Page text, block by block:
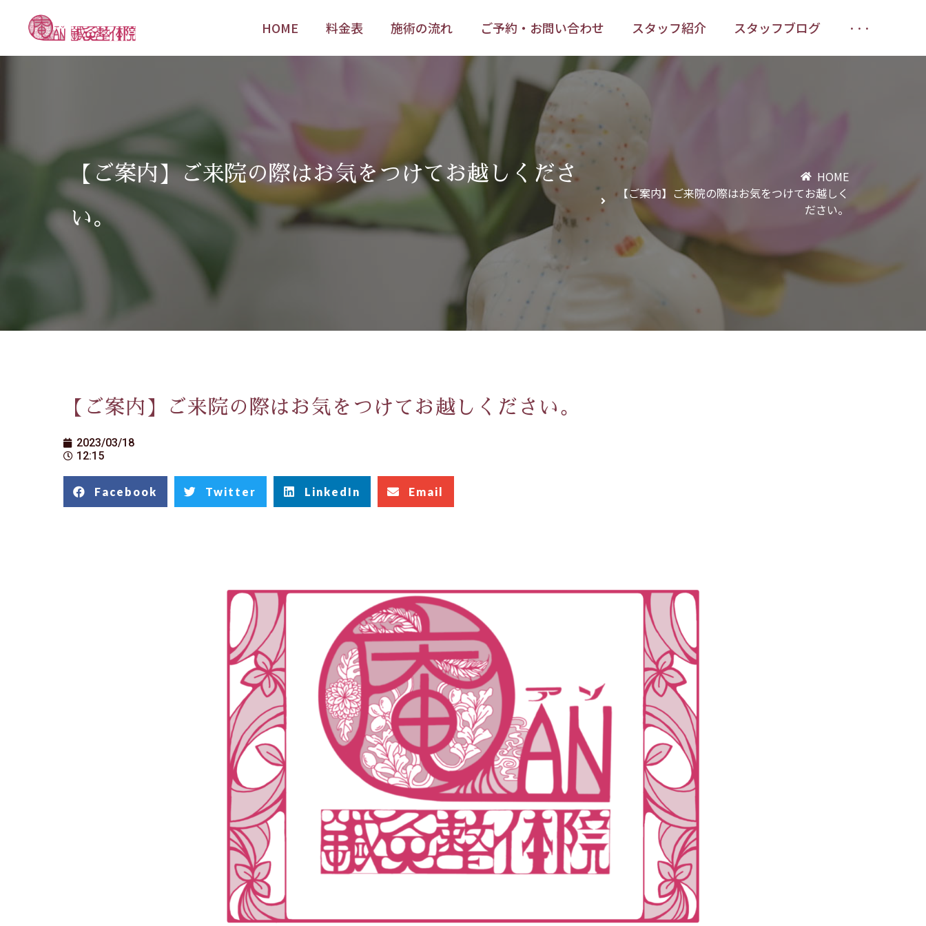
HOME 料金表 施術の流れ ご予約・お問い合わせ スタッフ紹介 スタッフブログ ···
HOME 料金表 施術の流れ ご予約・お問い合わせ スタッフ紹介 スタッフブログ ···
【ご案内】ご来院の際はお気をつけてお越しくださ
い。
HOME
【ご案内】ご来院の際はお気をつけてお越しく
ださい。
【ご案内】ご来院の際はお気をつけてお越しください。
2023/03/18
12:15
Facebook Twitter LinkedIn Email